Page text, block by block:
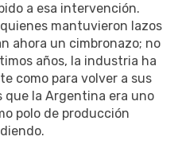
a esa intervención.
mantuvieron lazos
ahora un cimbronazo; no
años, la industria ha
como para volver a sus
que la Argentina era uno
polo de producción